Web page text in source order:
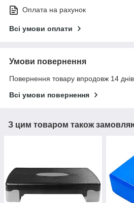
Оплата на рахунок
Всі умови оплати
Умови повернення
Повернення товару впродовж 14
Всі умови повернення
З цим товаром також